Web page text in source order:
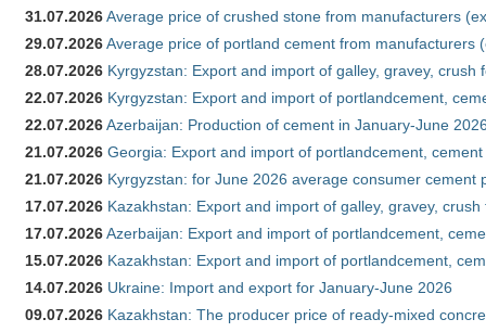
31.07.2026Average price of crushed stone from manufacturers
29.07.2026Average price of portland cement from manufacturers
28.07.2026 Kyrgyzstan: Export and import of galley, gravey,
22.07.2026 Kyrgyzstan: Export and import of portlandcement,
22.07.2026Azerbaijan: Production of cement in January-June
21.07.2026 Georgia: Export and import of portlandcement,
21.07.2026 Kyrgyzstan: for June 2026 average consumer cement
17.07.2026 Kazakhstan: Export and import of galley, gravey,
17.07.2026Azerbaijan: Export and import of portlandcement,
15.07.2026 Kazakhstan: Export and import of portlandcement,
14.07.2026 Ukraine: Import and export for January-June 2026
09.07.2026 Kazakhstan: The producer price of ready-mixed